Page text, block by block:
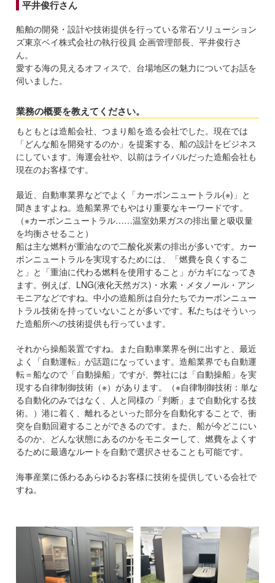
平井俊行さん
船舶の開発・設計や技術提供を行っている常石ソリューション
ズ東京ベイ株式会社の執行役員 企画管理部長、平井俊行さ
ん。
愛する海の見えるオフィスで、台場地区の魅力についてお話を
伺いました。
業務の概要を教えてください。
もともとは造船会社、つまり船を造る会社でした。現在では
「どんな船を開発するのか」を提案する、船の設計をビジネス
にしています。海運会社や、以前はライバルだった造船会社も
現在のお客様です。
最近、自動車業界などでよく「カーボンニュートラル(※)」と
聞きますよね。造船業界でもやはり重要なキーワードです。
（※カーボンニュートラル……温室効果ガスの排出量と吸収量
を均衡させること）
船は主な燃料が重油なので二酸化炭素の排出が多いです。カー
ボンニュートラルを実現するためには、「燃費を良くするこ
と」と「重油に代わる燃料を使用すること」がカギになってき
ます。例えば、LNG(液化天然ガス)・水素・メタノール・アン
モニアなどですね。中小の造船所は自分たちでカーボンニュー
トラル技術を持っていないことが多いです。私たちはそういっ
た造船所への技術提供も行っています。
それから操船装置ですね。また自動車業界を例に出すと、最近
よく「自動運転」が話題になっています。造船業界でも自動運
転＝船なので「自動操船」ですが、弊社には「自動操船」を実
現する自律制御技術（※）があります。（※自律制御技術：単な
る自動化のみではなく、人と同様の「判断」まで自動化する技
術。）港に着く、離れるといった部分を自動化することで、衝
突を自動回避することができるのです。また、船が今どこにい
るのか、どんな状態にあるのかをモニターして、燃費をよくす
るために最適なルートを自動で選択させることも可能です。
海事産業に係わるあらゆるお客様に技術を提供している会社で
すね。